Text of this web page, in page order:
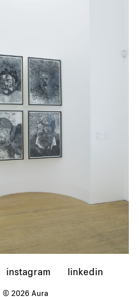
© 2026 Aura
instagram linkedin